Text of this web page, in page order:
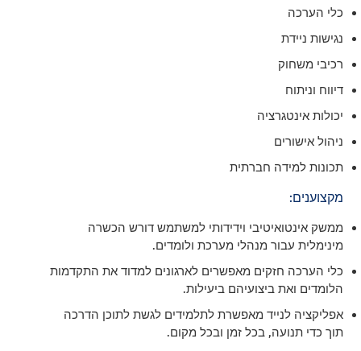
כלי הערכה
נגישות ניידת
רכיבי משחוק
דיווח וניתוח
יכולות אינטגרציה
ניהול אישורים
תכונות למידה חברתית
מקצוענים:
ממשק אינטואיטיבי וידידותי למשתמש דורש הכשרה
מינימלית עבור מנהלי מערכת ולומדים.
כלי הערכה חזקים מאפשרים לארגונים למדוד את התקדמות
הלומדים ואת ביצועיהם ביעילות.
אפליקציה לנייד מאפשרת לתלמידים לגשת לתוכן הדרכה
תוך כדי תנועה, בכל זמן ובכל מקום.